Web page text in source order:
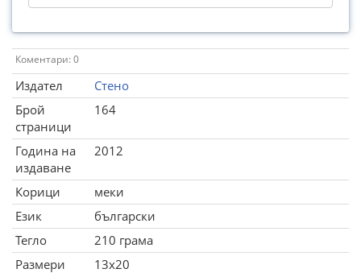
Коментари: 0
Издател
Стено
Брой
страници
164
Година на
издаване
2012
Корици
меки
Език
български
Тегло
210 грама
Размери
13x20